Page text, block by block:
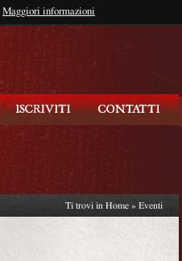
Maggiori informazioni
Ti trovi in Home » Eventi